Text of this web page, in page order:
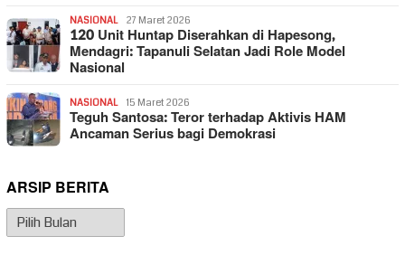
NASIONAL 27 Maret 2026
120 Unit Huntap Diserahkan di Hapesong,
Mendagri: Tapanuli Selatan Jadi Role Model
Nasional
NASIONAL 15 Maret 2026
Teguh Santosa: Teror terhadap Aktivis HAM
Ancaman Serius bagi Demokrasi
ARSIP BERITA
Arsip
Berita